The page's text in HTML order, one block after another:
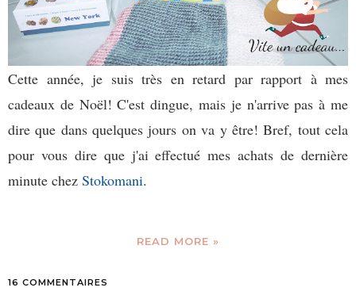
Cette année, je suis très en retard par rapport à mes
cadeaux de Noël! C'est dingue, mais je n'arrive pas à me
dire que dans quelques jours on va y être! Bref, tout cela
pour vous dire que j'ai effectué mes achats de dernière
minute chez Stokomani.
READ MORE »
16 COMMENTAIRES